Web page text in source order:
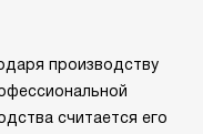
производству
считается его